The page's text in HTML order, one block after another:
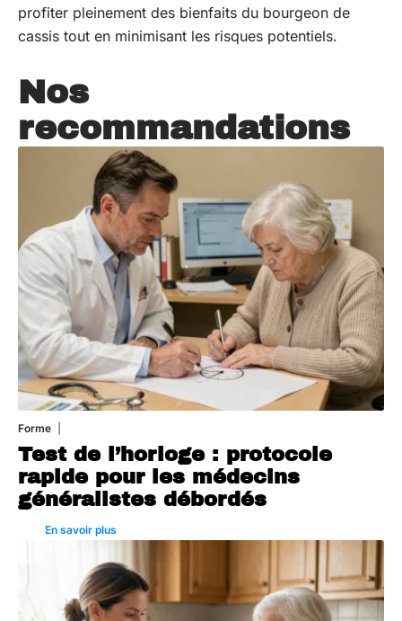
profiter pleinement des bienfaits du bourgeon de
cassis tout en minimisant les risques potentiels.
Nos
recommandations
Forme
Test de l’horloge : protocole
rapide pour les médecins
généralistes débordés
En savoir plus